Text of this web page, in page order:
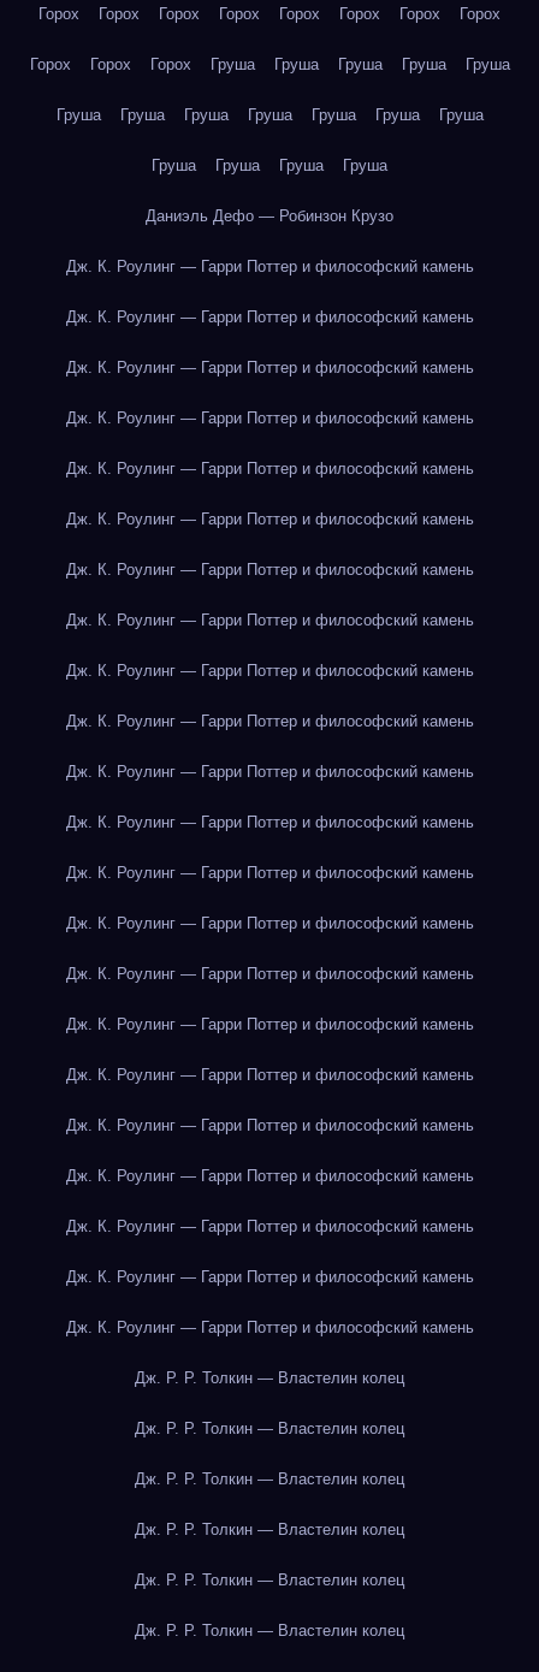
Горох Горох Горох Горох Горох Горох Горох Горох
Горох Горох Горох Груша Груша Груша Груша Груша
Груша Груша Груша Груша Груша Груша Груша
Груша Груша Груша Груша
Даниэль Дефо — Робинзон Крузо
Дж. К. Роулинг — Гарри Поттер и философский камень
Дж. К. Роулинг — Гарри Поттер и философский камень
Дж. К. Роулинг — Гарри Поттер и философский камень
Дж. К. Роулинг — Гарри Поттер и философский камень
Дж. К. Роулинг — Гарри Поттер и философский камень
Дж. К. Роулинг — Гарри Поттер и философский камень
Дж. К. Роулинг — Гарри Поттер и философский камень
Дж. К. Роулинг — Гарри Поттер и философский камень
Дж. К. Роулинг — Гарри Поттер и философский камень
Дж. К. Роулинг — Гарри Поттер и философский камень
Дж. К. Роулинг — Гарри Поттер и философский камень
Дж. К. Роулинг — Гарри Поттер и философский камень
Дж. К. Роулинг — Гарри Поттер и философский камень
Дж. К. Роулинг — Гарри Поттер и философский камень
Дж. К. Роулинг — Гарри Поттер и философский камень
Дж. К. Роулинг — Гарри Поттер и философский камень
Дж. К. Роулинг — Гарри Поттер и философский камень
Дж. К. Роулинг — Гарри Поттер и философский камень
Дж. К. Роулинг — Гарри Поттер и философский камень
Дж. К. Роулинг — Гарри Поттер и философский камень
Дж. К. Роулинг — Гарри Поттер и философский камень
Дж. К. Роулинг — Гарри Поттер и философский камень
Дж. Р. Р. Толкин — Властелин колец
Дж. Р. Р. Толкин — Властелин колец
Дж. Р. Р. Толкин — Властелин колец
Дж. Р. Р. Толкин — Властелин колец
Дж. Р. Р. Толкин — Властелин колец
Дж. Р. Р. Толкин — Властелин колец